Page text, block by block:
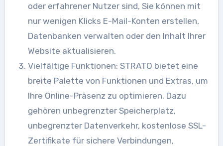
oder erfahrener Nutzer sind, Sie können mit
nur wenigen Klicks E-Mail-Konten erstellen,
Datenbanken verwalten oder den Inhalt Ihrer
Website aktualisieren.
Vielfältige Funktionen: STRATO bietet eine
breite Palette von Funktionen und Extras, um
Ihre Online-Präsenz zu optimieren. Dazu
gehören unbegrenzter Speicherplatz,
unbegrenzter Datenverkehr, kostenlose SSL-
Zertifikate für sichere Verbindungen,